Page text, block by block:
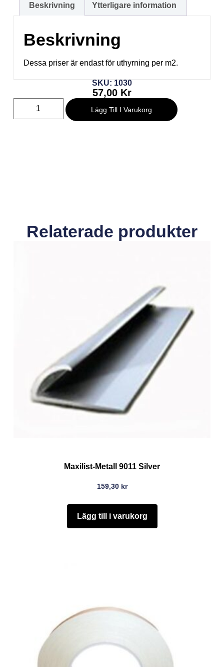
Beskrivning Ytterligare information
Beskrivning
Dessa priser är endast för uthyrning per m2.
SKU: 1030
57,00 Kr
Lägg Till I Varukorg
Relaterade produkter
Maxilist-Metall 9011 Silver
159,30 kr
Lägg till i varukorg